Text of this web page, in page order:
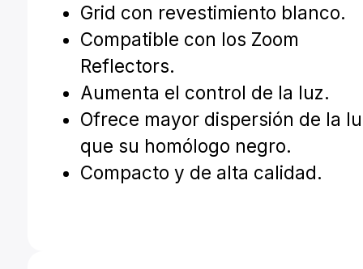
Grid con revestimiento blanco.
Compatible con los Zoom
Reflectors.
Aumenta el control de la luz.
Ofrece mayor dispersión de la
que su homólogo negro.
Compacto y de alta calidad.